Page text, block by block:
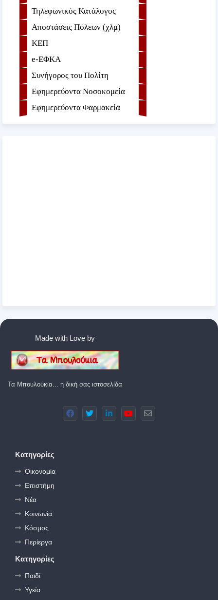
Τηλεφωνικός Κατάλογος
Αποστάσεις Πόλεων (χλμ)
ΚΕΠ
e-ΕΦKA
Συνήγορος του Πολίτη
Εφημερεύοντα Νοσοκομεία
Εφημερεύοντα Φαρμακεία
Made with Love by
Τα Μπουλούκια... η δική σας ιστοσελίδα
Κατηγορίες
Οικονομία
Επιστήμη
Νέα
Κοινωνία
Κόσμος
Περίεργα
Κατηγορίες
Παιδί
Υγεία